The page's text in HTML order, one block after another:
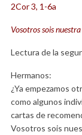
2Cor 3, 1-6a
Vosotros sois
Lectura de la
Hermanos:
¿Ya empezamos
como algunos
cartas de
Vosotros sois